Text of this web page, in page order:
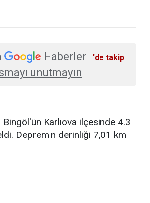
Haberler
'de takip
unutmayın
Bingöl'ün Karlıova ilçesinde 4.3
Depremin derinliği 7,01 km